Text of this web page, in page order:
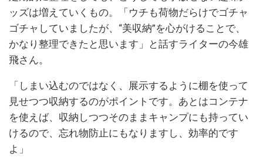
ッズは増えていくもの。「ウチも荷物だらけでゴチャ
ゴチャしていましたが、“美収納”を心がけることで、
かなり整理できたと思います」と話すライターの今雄
飛さん。
「しまい込むのではなく、展示するように棚を使って
見せつつ収納するのがポイントです。あとはコンテナ
を使えば、収納しつつそのままキャンプにも持ってい
けるので、忘れ物防止にもなりますし、効率的です
よ」